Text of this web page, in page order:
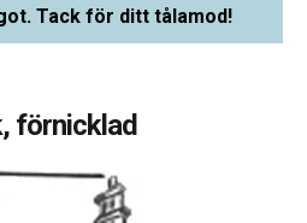
Tack för ditt tålamod!
förnicklad